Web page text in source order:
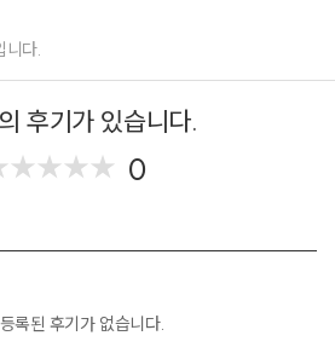
니다.
후기가 있습니다.
★★★★
★★★★ 0
록된 후기가 없습니다.